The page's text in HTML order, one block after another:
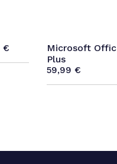
€
Microsoft
Plus
59,99 €